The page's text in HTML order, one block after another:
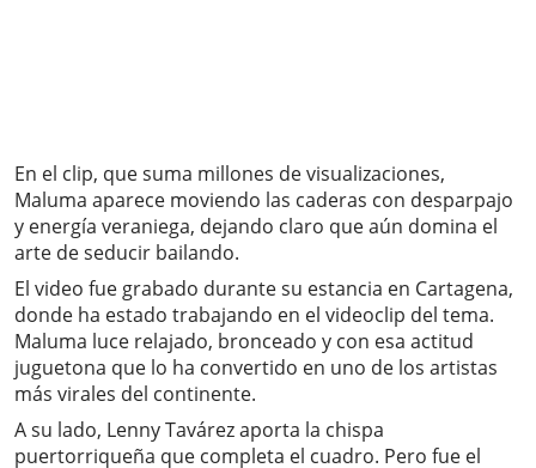
En el clip, que suma millones de visualizaciones,
Maluma aparece moviendo las caderas con desparpajo
y energía veraniega, dejando claro que aún domina el
arte de seducir bailando.
El video fue grabado durante su estancia en Cartagena,
donde ha estado trabajando en el videoclip del tema.
Maluma luce relajado, bronceado y con esa actitud
juguetona que lo ha convertido en uno de los artistas
más virales del continente.
A su lado, Lenny Tavárez aporta la chispa
puertorriqueña que completa el cuadro. Pero fue el